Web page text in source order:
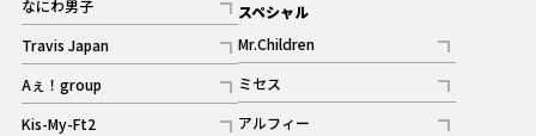
ギャラリー
なにわ男子
記事
Travis Japan
記事
Aぇ！group
記事
Kis-My-Ft2
スペシャル
Mr.Children
記事
ミセス
記事
アルフィー